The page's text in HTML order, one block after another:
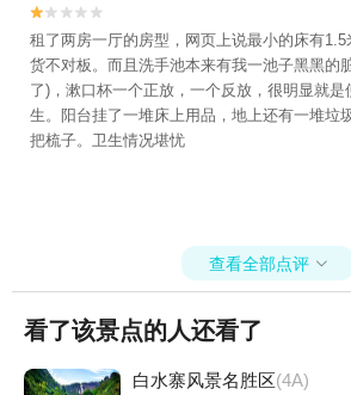


租了两房一厅的房型，网页上说最小的床有1.5
货不对板。而且洗手池本来有我一池子黑黑的
了)，漱口杯一个正放，一个反放，很明显就是
生。阳台挂了一堆床上用品，地上还有一堆垃
把梳子。卫生情况堪忧
查看全部点评 
看了该景点的人还看了
白水寨风景名胜区(4A)